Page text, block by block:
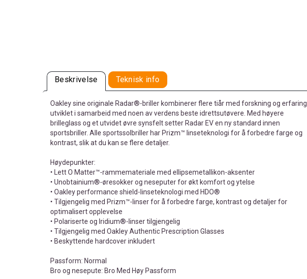
Beskrivelse Teknisk info
Oakley sine originale Radar®-briller kombinerer flere tiår med forskning og erfaring
utviklet i samarbeid med noen av verdens beste idrettsutøvere. Med høyere
brilleglass og et utvidet øvre synsfelt setter Radar EV en ny standard innen
sportsbriller. Alle sportssolbriller har Prizm™ linseteknologi for å forbedre farge og
kontrast, slik at du kan se flere detaljer.
Høydepunkter:
• Lett O Matter™-rammemateriale med ellipsemetallikon-aksenter
• Unobtainium®-øresokker og neseputer for økt komfort og ytelse
• Oakley performance shield-linseteknologi med HDO®
• Tilgjengelig med Prizm™-linser for å forbedre farge, kontrast og detaljer for
optimalisert opplevelse
• Polariserte og Iridium®-linser tilgjengelig
• Tilgjengelig med Oakley Authentic Prescription Glasses
• Beskyttende hardcover inkludert
Passform: Normal
Bro og nesepute: Bro Med Høy Passform